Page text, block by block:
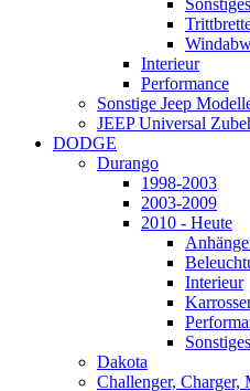
Interieur
Performance
Sonstige Jeep
JEEP Universal
DODGE
Durango
1998-2003
2003-2009
2010 - Heute
Interieur
Sonstiges
Dakota
Challenger, Charger,